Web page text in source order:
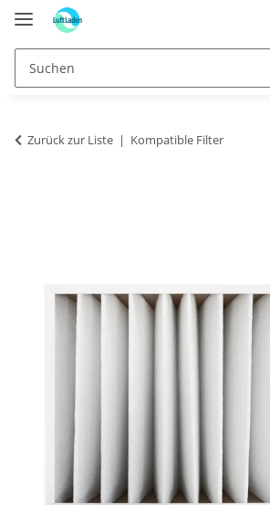
Zurück zur Liste Kompatible Filter